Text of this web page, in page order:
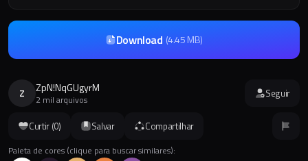
Curtir (0) Salvar Compartilhar
Paleta de cores (clique para buscar similares):
Download (4.45 MB)
Z ZpN!NqGUgyrM
2 mil arquivos Seguir